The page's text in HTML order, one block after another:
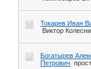
Токарев Иван
Виктор
Богатырев
Петрович